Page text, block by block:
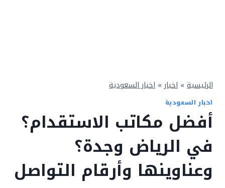
الرئيسية » اخبار » اخبار السعودية
اخبار السعودية
أفضل مكاتب الاستقدام؟
في الرياض وجدة؟
وعناوينها وأرقام التواصل